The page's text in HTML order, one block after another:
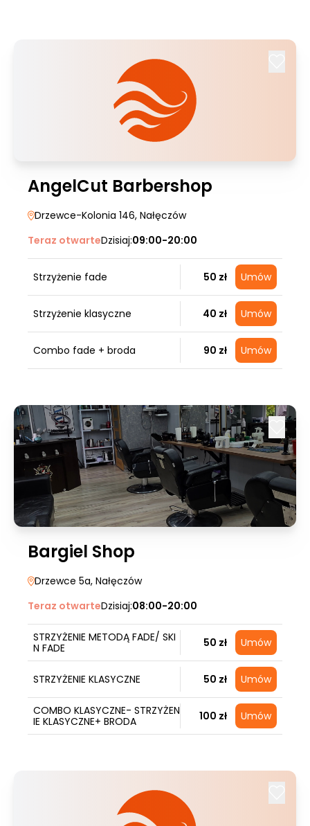
AngelCut Barbershop
Drzewce-Kolonia 146, Nałęczów
Teraz otwarteDzisiaj:09:00-20:00
Strzyżenie fade 50 zł Umów
Strzyżenie klasyczne 40 zł Umów
Combo fade + broda 90 zł Umów
Bargiel Shop
Drzewce 5a, Nałęczów
Teraz otwarteDzisiaj:08:00-20:00
STRZYŻENIE METODĄ FADE/ SKI
N FADE
50 zł Umów
STRZYŻENIE KLASYCZNE 50 zł Umów
COMBO KLASYCZNE- STRZYŻEN
IE KLASYCZNE+ BRODA
100 zł Umów